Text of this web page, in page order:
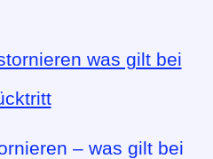
– was gilt bei